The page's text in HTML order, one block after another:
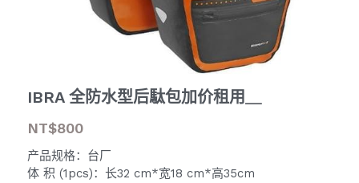
IBRA 全防水型后駄包加价租用＿
NT$800
产品规格：台厂
体 积 (1pcs)：长32 cm*宽18 cm*高35cm